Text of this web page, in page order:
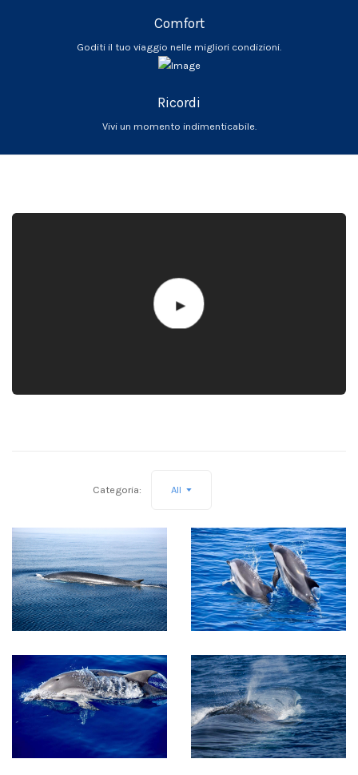
Comfort
Goditi il tuo viaggio nelle migliori condizioni.
Ricordi
Vivi un momento indimenticabile.
Categoria: All